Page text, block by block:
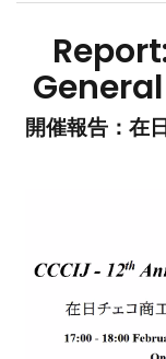
開催報告：在